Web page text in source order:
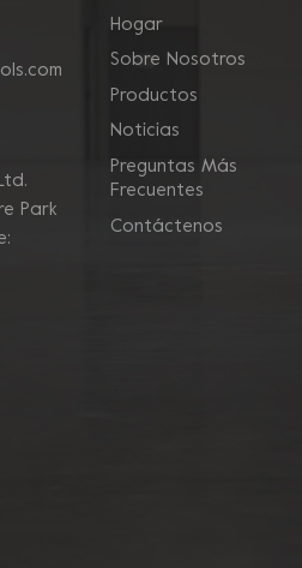
Park
Hogar
Sobre Nosotros
Productos
Noticias
Preguntas Más
Frecuentes
Contáctenos